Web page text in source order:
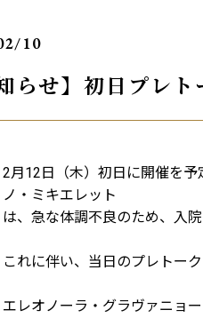
10
らせ】初日プレ
2月12日（木）初日に開催を
ノ・ミキエレット
は、急な体調不良のため、入
これに伴い、当日のプレトー
エレオノーラ・グラヴァニョ